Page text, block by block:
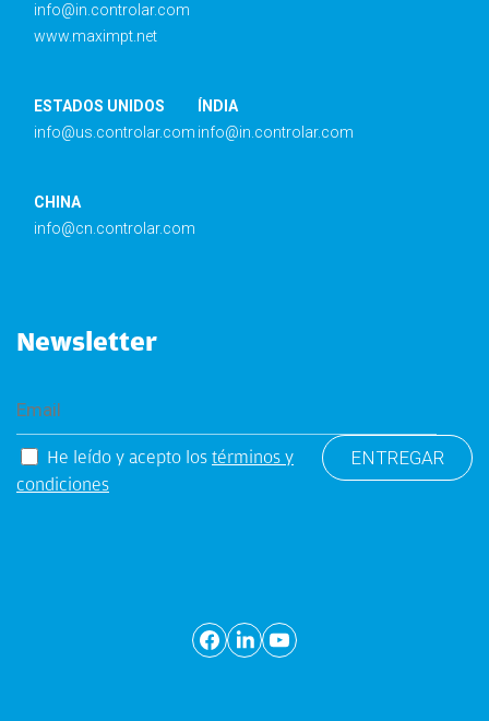
info@in.controlar.com
www.maximpt.net
ESTADOS UNIDOS
info@us.controlar.com
ÍNDIA
info@in.controlar.com
CHINA
info@cn.controlar.com
Newsletter
He leído y acepto los términos y
condiciones